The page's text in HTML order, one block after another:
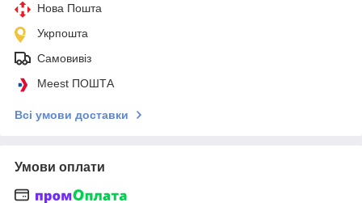
Нова Пошта
Укрпошта
Самовивіз
Meest ПОШТА
Всі умови доставки
Умови оплати